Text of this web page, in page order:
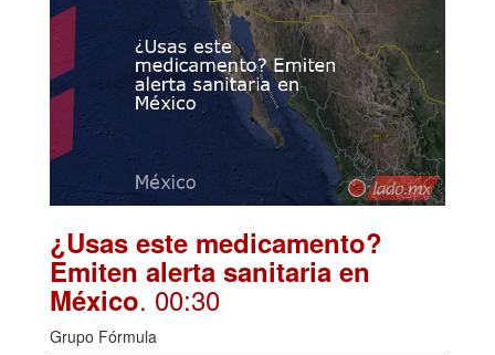
¿Usas este medicamento?
Emiten alerta sanitaria en
México. 00:30
Grupo Fórmula